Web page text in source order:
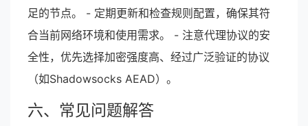
足的节点。 - 定期更新和检查规则配置，确保其符
合当前网络环境和使用需求。 - 注意代理协议的安
全性，优先选择加密强度高、经过广泛验证的协议
（如Shadowsocks AEAD）。
六、常见问题解答